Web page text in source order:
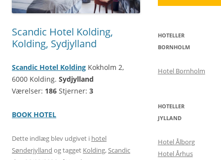
Scandic Hotel Kolding,
Kolding, Sydjylland
Scandic Hotel Kolding Kokholm 2,
6000 Kolding. Sydjylland
Værelser: 186 Stjerner: 3
BOOK HOTEL
Dette indlæg blev udgivet i hotel
Sønderjylland og tagget Kolding,Scandic
HOTELLER
BORNHOLM
Hotel Bornholm
HOTELLER
JYLLAND
Hotel Ålborg
Hotel Århus